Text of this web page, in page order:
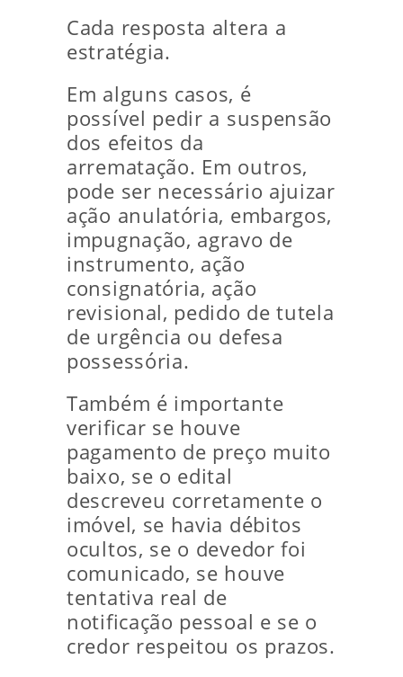
Cada resposta altera a
estratégia.
Em alguns casos, é
possível pedir a suspensão
dos efeitos da
arrematação. Em outros,
pode ser necessário ajuizar
ação anulatória, embargos,
impugnação, agravo de
instrumento, ação
consignatória, ação
revisional, pedido de tutela
de urgência ou defesa
possessória.
Também é importante
verificar se houve
pagamento de preço muito
baixo, se o edital
descreveu corretamente o
imóvel, se havia débitos
ocultos, se o devedor foi
comunicado, se houve
tentativa real de
notificação pessoal e se o
credor respeitou os prazos.